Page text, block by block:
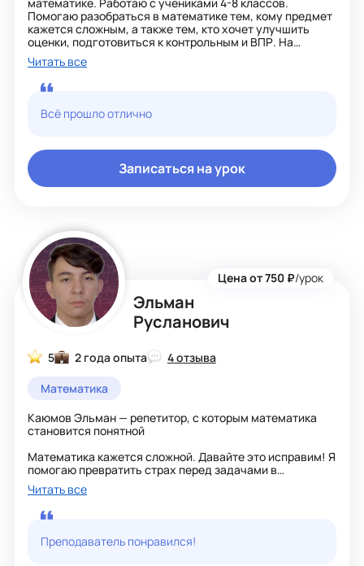
Помогаю разобраться в математике тем, кому предмет
кажется сложным, а также тем, кто хочет улучшить
оценки, подготовиться к контрольным и ВПР. На
занятиях объясняю материал простым и понятным
языком, разбираем темы шаг за шагом и обязательно
закрепляем их на практике.
В работе использую метод постепенного понимания:
сначала разбираем логику темы и учимся понимать,
откуда берутся формулы и правила, а затем
показать, что математика — это не набор непонятных
правил, а система, в которой всё связано.
Мне нравится математика за её логику и красоту
решений. На уроках ученики не просто решают задания,
атмосфере. Подстраиваюсь под темп ученика и
объясняю столько раз, сколько нужно, пока тема
действительно не станет понятной.
Буду рада помочь вам разобраться в математике и
почувствовать уверенность в своих знаниях!
Читать все
Всё прошло отлично
Записаться на урок
Эльман
Русланович
Цена от 750 ₽/урок
5 2 года опыта
4 отзыва
Математика
Каюмов Эльман — репетитор, с которым математика
становится понятной
Математика кажется сложной. Давайте это исправим! Я
помогаю превратить страх перед задачами в
уверенность и отличные оценки. Моя цель — не просто
научить решать, а научить понимать.
Как проходят занятия:
- Просто о сложном: Объясняю материал на языке
ученика, пока тема не станет прозрачной.
Читать все
Преподаватель понравился!